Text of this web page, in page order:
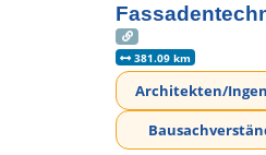
381.09 km
Architekten/